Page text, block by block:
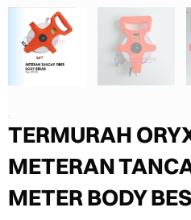
TERMURAH
METERAN
METER BODY